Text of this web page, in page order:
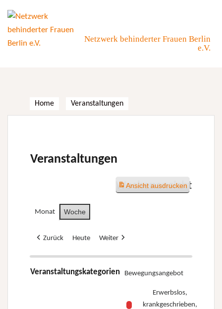
content
Netzwerk behinderter Frauen Berlin
e.V.
Home Veranstaltungen
Veranstaltungen
Wochenansicht
Monat Woche
Zurück Heute Weiter
Veranstaltungskategorien Bewegungsangebot
Erwerbslos,
krankgeschrieben,
Ansichtausdrucken